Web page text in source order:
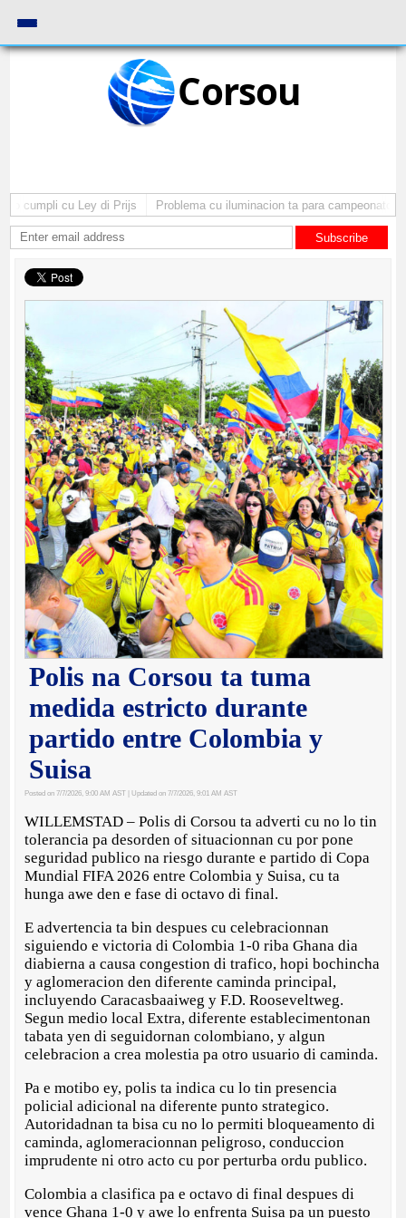
Corsou
cumpli cu Ley di Prijs Problema cu iluminacion ta para campeonato di
Subscribe
Polis na Corsou ta tuma
medida estricto durante
partido entre Colombia y
Suisa
Posted on 7/7/2026, 9:00 AM AST | Updated on 7/7/2026, 9:01 AM AST
WILLEMSTAD – Polis di Corsou ta adverti cu no lo tin
tolerancia pa desorden of situacionnan cu por pone
seguridad publico na riesgo durante e partido di Copa
Mundial FIFA 2026 entre Colombia y Suisa, cu ta
hunga awe den e fase di octavo di final.
E advertencia ta bin despues cu celebracionnan
siguiendo e victoria di Colombia 1-0 riba Ghana dia
diabierna a causa congestion di trafico, hopi bochincha
y aglomeracion den diferente caminda principal,
incluyendo Caracasbaaiweg y F.D. Rooseveltweg.
Segun medio local Extra, diferente establecimentonan
tabata yen di seguidornan colombiano, y algun
celebracion a crea molestia pa otro usuario di caminda.
Pa e motibo ey, polis ta indica cu lo tin presencia
policial adicional na diferente punto strategico.
Autoridadnan ta bisa cu no lo permiti bloqueamento di
caminda, aglomeracionnan peligroso, conduccion
imprudente ni otro acto cu por perturba ordu publico.
Colombia a clasifica pa e octavo di final despues di
vence Ghana 1-0 y awe lo enfrenta Suisa pa un puesto